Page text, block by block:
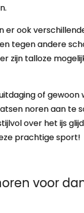
er ook
tegen andere
zijn talloze
of
noren aan te
over het ijs
prachtige sport!
voor